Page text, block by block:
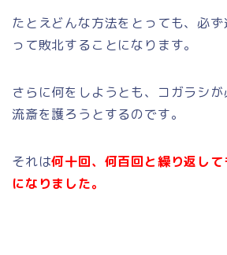
たとえどんな方法をとっても、必
って敗北することになります。
さらに何をしようとも、コガラシ
流斎を護ろうとするのです。
それは何十回、何百回と繰り返し
になりました。